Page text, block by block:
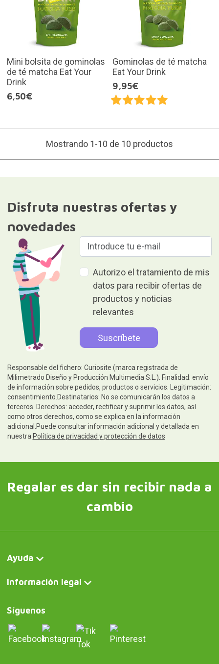
Mini bolsita de gominolas
de té matcha Eat Your
Drink
6,50€
Gominolas de té matcha
Eat Your Drink
9,95€
Mostrando 1-10 de 10 productos
Disfruta nuestras ofertas y
novedades
Autorizo el tratamiento de mis
datos para recibir ofertas de
productos y noticias
relevantes
Responsable del fichero: Curiosite (marca registrada de
Milimetrado Diseño y Producción Multimedia S.L.). Finalidad: envío
de información sobre pedidos, productos o servicios. Legitimación:
consentimiento.Destinatarios: No se comunicarán los datos a
terceros. Derechos: acceder, rectificar y suprimir los datos, así
como otros derechos, como se explica en la información
adicional.Puede consultar información adicional y detallada en
nuestra Política de privacidad y protección de datos
Regalar es dar sin recibir nada a
cambio
Ayuda
Información legal
Síguenos